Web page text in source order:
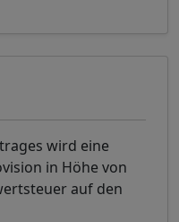
wird eine
in Höhe von
auf den